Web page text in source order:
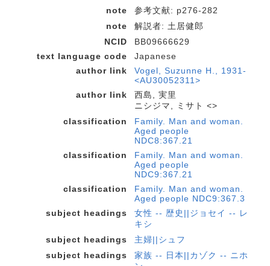
note
参考文献: p276-282
note
解説者: 土居健郎
NCID
BB09666629
text language code
Japanese
author link
Vogel, Suzunne H., 1931-
<AU30052311>
author link
西島, 実里
ニシジマ, ミサト <>
classification
Family. Man and woman.
Aged people
NDC8:367.21
classification
Family. Man and woman.
Aged people
NDC9:367.21
classification
Family. Man and woman.
Aged people NDC9:367.3
subject headings
女性 -- 歴史||ジョセイ -- レ
キシ
subject headings
主婦||シュフ
subject headings
家族 -- 日本||カゾク -- ニホ